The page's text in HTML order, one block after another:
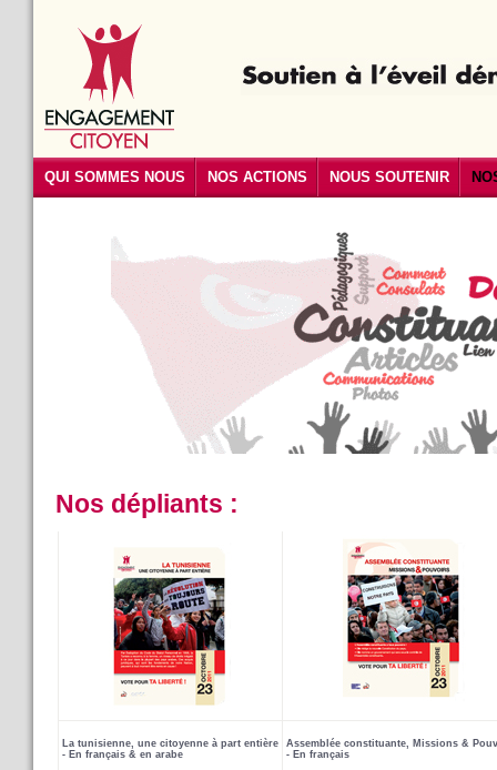
QUI SOMMES NOUS NOS ACTIONS NOUS SOUTENIR
Nos dépliants :
La tunisienne, une citoyenne à part entière
- En français & en arabe
Assemblée constituante, Missions &
- En français